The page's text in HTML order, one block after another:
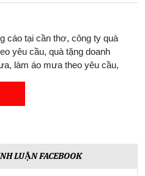
cáo tại cần thơ, công ty quà
yêu cầu, quà tặng doanh
làm áo mưa theo yêu cầu,
LUẬN FACEBOOK